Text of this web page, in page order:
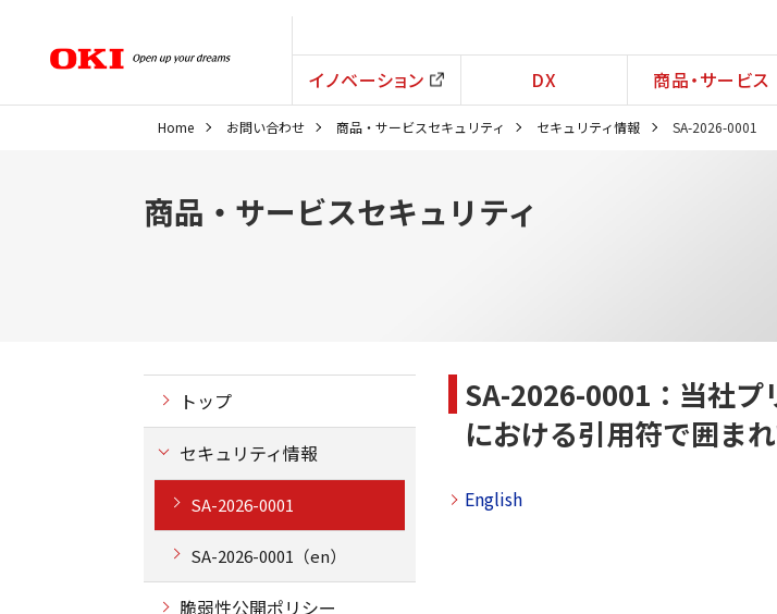
イノベーション DX 商品・サービス
Home お問い合わせ 商品・サービスセキュリティ セキュリティ情報 SA-2026-0001
商品・サービスセキュリティ
SA-2026-0001：当社プ
における引用符で囲ま
English
トップ
セキュリティ情報
SA-2026-0001
SA-2026-0001（en）
脆弱性公開ポリシー